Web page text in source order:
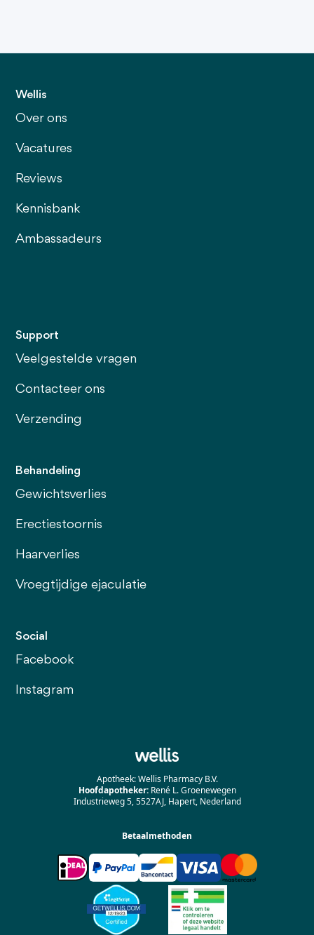
Wellis
Over ons
Vacatures
Reviews
Kennisbank
Ambassadeurs
Support
Veelgestelde vragen
Contacteer ons
Verzending
Behandeling
Gewichtsverlies
Erectiestoornis
Haarverlies
Vroegtijdige ejaculatie
Social
Facebook
Instagram
Apotheek: Wellis Pharmacy B.V.
Hoofdapotheker: René L. Groenewegen
Industrieweg 5, 5527AJ, Hapert, Nederland
Betaalmethoden